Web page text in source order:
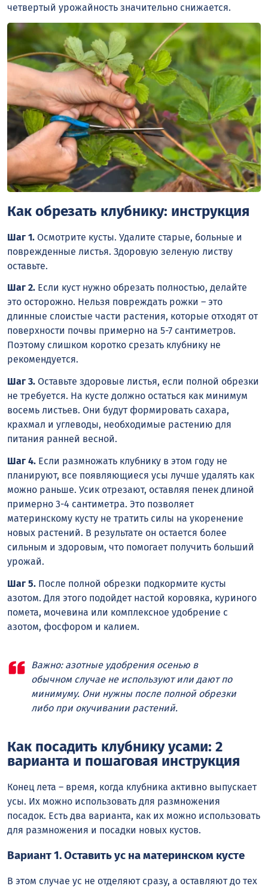
четвертый урожайность значительно снижается.
Как обрезать клубнику: инструкция
Шаг 1. Осмотрите кусты. Удалите старые, больные и
поврежденные листья. Здоровую зеленую листву
оставьте.
Шаг 2. Если куст нужно обрезать полностью, делайте
это осторожно. Нельзя повреждать рожки – это
длинные слоистые части растения, которые отходят от
поверхности почвы примерно на 5-7 сантиметров.
Поэтому слишком коротко срезать клубнику не
рекомендуется.
Шаг 3. Оставьте здоровые листья, если полной обрезки
не требуется. На кусте должно остаться как минимум
восемь листьев. Они будут формировать сахара,
крахмал и углеводы, необходимые растению для
питания ранней весной.
Шаг 4. Если размножать клубнику в этом году не
планируют, все появляющиеся усы лучше удалять как
можно раньше. Усик отрезают, оставляя пенек длиной
примерно 3-4 сантиметра. Это позволяет
материнскому кусту не тратить силы на укоренение
новых растений. В результате он остается более
сильным и здоровым, что помогает получить больший
урожай.
Шаг 5. После полной обрезки подкормите кусты
азотом. Для этого подойдет настой коровяка, куриного
помета, мочевина или комплексное удобрение с
азотом, фосфором и калием.
Важно: азотные удобрения осенью в
обычном случае не используют или дают по
минимуму. Они нужны после полной обрезки
либо при окучивании растений.
Как посадить клубнику усами: 2
варианта и пошаговая инструкция
Конец лета – время, когда клубника активно выпускает
усы. Их можно использовать для размножения
посадок. Есть два варианта, как их можно использовать
для размножения и посадки новых кустов.
Вариант 1. Оставить ус на материнском кусте
В этом случае ус не отделяют сразу, а оставляют до тех